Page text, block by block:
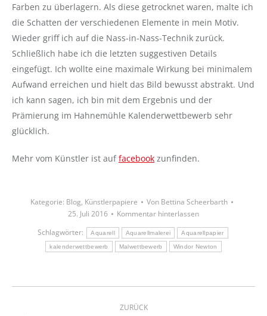
Farben zu überlagern. Als diese getrocknet waren, malte ich
die Schatten der verschiedenen Elemente in mein Motiv.
Wieder griff ich auf die Nass-in-Nass-Technik zurück.
Schließlich habe ich die letzten suggestiven Details
eingefügt. Ich wollte eine maximale Wirkung bei minimalem
Aufwand erreichen und hielt das Bild bewusst abstrakt. Und
ich kann sagen, ich bin mit dem Ergebnis und der
Prämierung im Hahnemühle Kalenderwettbewerb sehr
glücklich.
Mehr vom Künstler ist auffacebook zunfinden.
Kategorie: Blog, Künstlerpapiere Von Bettina Scheerbarth
25. Juli 2016
Kommentar hinterlassen
Schlagwörter:
Aquarell Aquarellmalerei Aquarellpapier
kalenderwettbewerb Malwettbewerb Windor Newton
Kommentarnavigation
ZURÜCK